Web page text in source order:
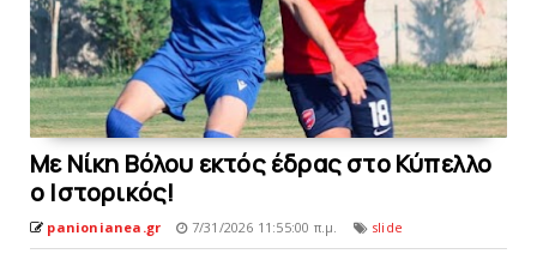
Mε Νίκη Βόλου εκτός έδρας στο Κύπελλο
ο Iστορικός!
panionianea.gr 7/31/2026 11:55:00 π.μ. slide